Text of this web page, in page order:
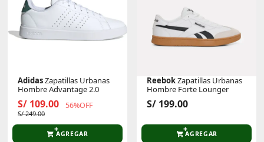
AdidasZapatillas Urbanas
Hombre Advantage 2.0
S/ 109.00 56%OFF
S/ 249.00
AGREGAR
ReebokZapatillas Urbanas
Hombre Forte Lounger
S/ 199.00
AGREGAR